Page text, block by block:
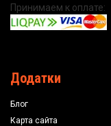
Принимаем к оплате:
Додатки
Блог
Карта сайта